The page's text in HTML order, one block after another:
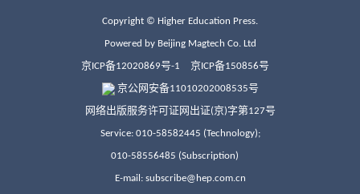
Copyright © Higher Education Press.
Powered by Beijing Magtech Co. Ltd
京ICP备12020869号-1 京ICP备150856号
京公网安备11010202008535号
网络出版服务许可证网出证(京)字第127号
Service: 010-58582445 (Technology);
010-58556485 (Subscription)
E-mail: subscribe@hep.com.cn